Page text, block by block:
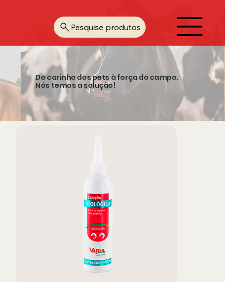
Pesquise produtos
Do carinho dos pets à força do campo.
Nós temos a solução!